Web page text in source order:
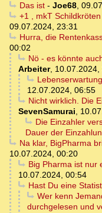
Das ist- Joe68,
+1 , mkT
09.07.2024, 23:31
Hurra, die
00:02
Nö - es könnte
Arbeiter, 10.07.2024,
12.07.2024, 06:55
Nicht wirklich. Die
SevenSamurai,
Die Einzahler
Dauer der
Na klar, BigPharma
10.07.2024, 00:20
Big Pharma ist nur
10.07.2024, 00:54
Hast Du eine
Wer kenn
durchgelesen und